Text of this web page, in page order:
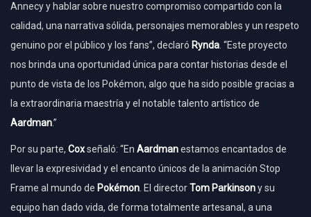
Annecy y hablar sobre nuestro compromiso compartido con la
calidad, una narrativa sólida, personajes memorables y un respeto
genuino por el público y los fans”, declaró Rynda . “Este proyecto
nos brinda una oportunidad única para contar historias desde el
punto de vista de los Pokémon, algo que ha sido posible gracias a
la extraordinaria maestría y el notable talento artístico de
Aardman.”
Por su parte, Coxseñaló: “En Aardmanestamos encantados de
llevar la expresividad y el encanto únicos de la animación Stop
Frame al mundo de Pokémon . El directorTom Parkinsony su
equipo han dado vida, de forma totalmente artesanal, a una